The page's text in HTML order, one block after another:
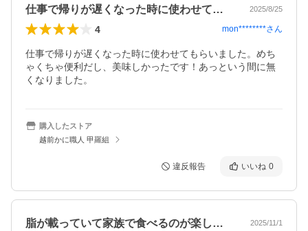
仕事で帰りが遅くなった時に使わせてもら… 2025/8/25
4 mon********さん
仕事で帰りが遅くなった時に使わせてもらいました。めち
ゃくちゃ便利だし、美味しかったです！あっという間に無
くなりました。
購入したストア
越前かに職人 甲羅組
違反報告 いいね 0
脂が載っていて家族で食べるのが楽しみです 2025/11/1